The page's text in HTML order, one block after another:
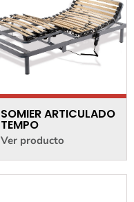
SOMIER ARTICULADO
TEMPO
Ver producto